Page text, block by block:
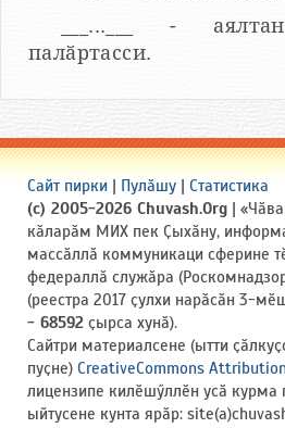
___...___ -
палӑртасси.
Сайт пирки | Пулӑшу | Статистика
(c) 2005-2026 Chuvash.Org |
кӑларӑм МИХ пек Ҫыхӑну,
массӑллӑ коммуникаци сферине
федераллӑ служӑра
(реестра 2017 ҫулхи нарӑсӑн 3-
- 68592 ҫырса хунӑ).
Сайтри материалсене (ытти
пуҫне) CreativeCommons
лицензипе килӗшӳллӗн усӑ курма
ыйтусене кунта ярӑр: